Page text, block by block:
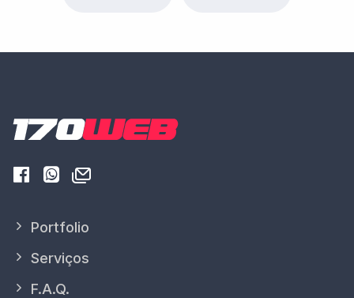
Portfolio
Serviços
F.A.Q.